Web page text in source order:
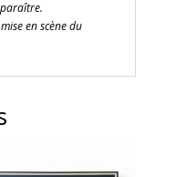
en scène du